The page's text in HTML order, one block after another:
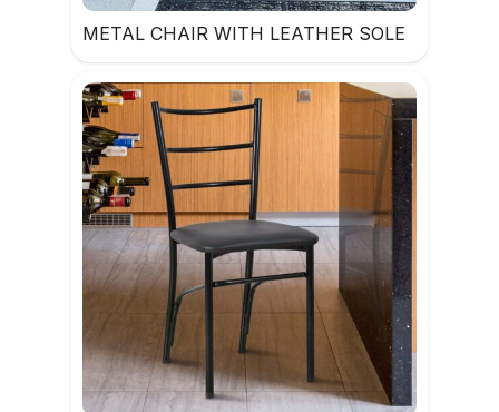
METAL CHAIR WITH LEATHER SOLE